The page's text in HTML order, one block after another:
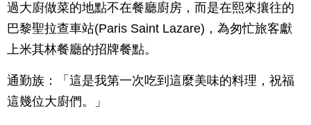
過大廚做菜的地點不在餐廳廚房，而是在熙來攘往的
巴黎聖拉查車站(Paris Saint Lazare)，為匆忙旅客獻
上米其林餐廳的招牌餐點。
通勤族：「這是我第一次吃到這麼美味的料理，祝福
這幾位大廚們。」